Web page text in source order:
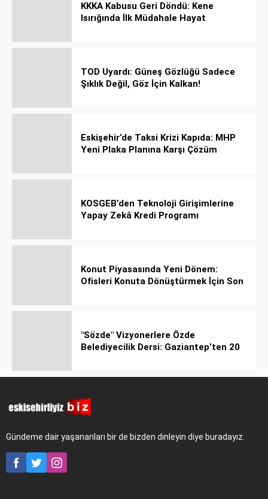
KKKA Kabusu Geri Döndü: Kene
Isırığında İlk Müdahale Hayat
TOD Uyardı: Güneş Gözlüğü Sadece
Şıklık Değil, Göz İçin Kalkan!
Eskişehir’de Taksi Krizi Kapıda: MHP
Yeni Plaka Planına Karşı Çözüm
KOSGEB’den Teknoloji Girişimlerine
Yapay Zekâ Kredi Programı
Konut Piyasasında Yeni Dönem:
Ofisleri Konuta Dönüştürmek İçin Son
"Sözde" Vizyonerlere Özde
Belediyecilik Dersi: Gaziantep’ten 20
Gündeme dair yaşananları bir de bizden dinleyin diye buradayız.